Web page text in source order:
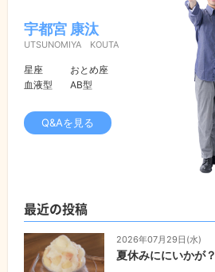
宇都宮 康汰
UTSUNOMIYA KOUTA
星座
おとめ座
血液型
AB型
Q&Aを見る
最近の投稿
2026年07月29日(水)
夏休みににいかが？